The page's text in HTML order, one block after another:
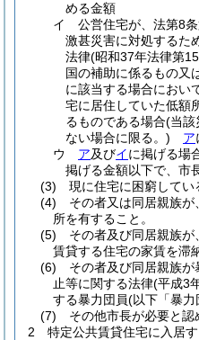
める金額
イ
公営住宅が、法第8
激甚災害に対処するた
法律(昭和37年法律第
国の補助に係るもの又
に該当する場合におい
宅に居住していた低額
るものである場合(当該
ない場合に限る。)
ア
ウ
ア及びイに掲げる場
掲げる金額以下で、市
(3)
現に住宅に困窮してい
(4)
その者又は同居親族
所を有すること。
(5)
その者及び同居親族
賃貸する住宅の家賃を滞
(6)
その者及び同居親族
止等に関する法律(平成3
する暴力団員(以下「暴力
(7)
その他市長が必要と認
2
特定公共賃貸住宅に入居